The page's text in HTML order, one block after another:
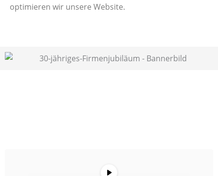
optimieren wir unsere Website.